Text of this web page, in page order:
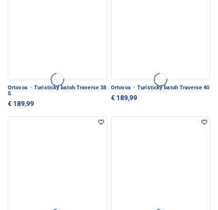
Ortovox · Turistický batoh Traverse 38
S
€ 189,99
Ortovox · Turistický batoh Traverse 40
€ 189,99